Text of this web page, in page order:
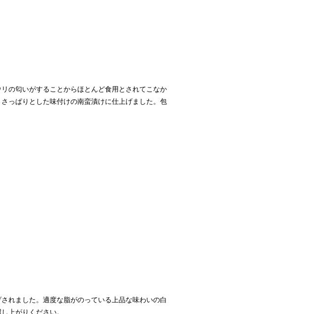
の匂いがすることからほとんど食用とされてこなか
っぱりとした味付けの南蛮漬けに仕上げました。包
れました。適度な脂がのっている上品な味わいの白
上がりください。